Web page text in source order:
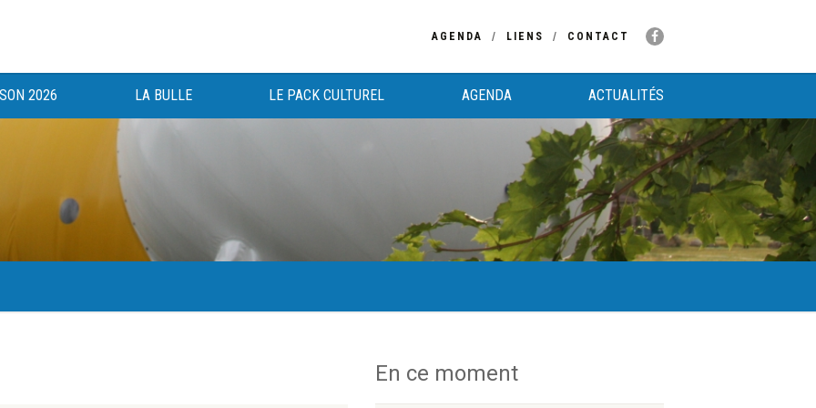
AGENDA LIENS CONTACT
2026 LA BULLE LE PACK CULTUREL AGENDA ACTUALITÉS
au bénéfice des haut-saônois depuis 1983. En ce moment